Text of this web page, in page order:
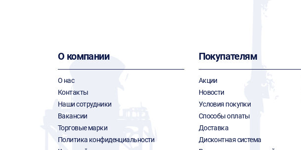
О компании
О нас
Контакты
Наши сотрудники
Вакансии
Торговые марки
Политика конфиденциальности
Покупателям
Акции
Новости
Условия покупки
Способы оплаты
Доставка
Дисконтная система